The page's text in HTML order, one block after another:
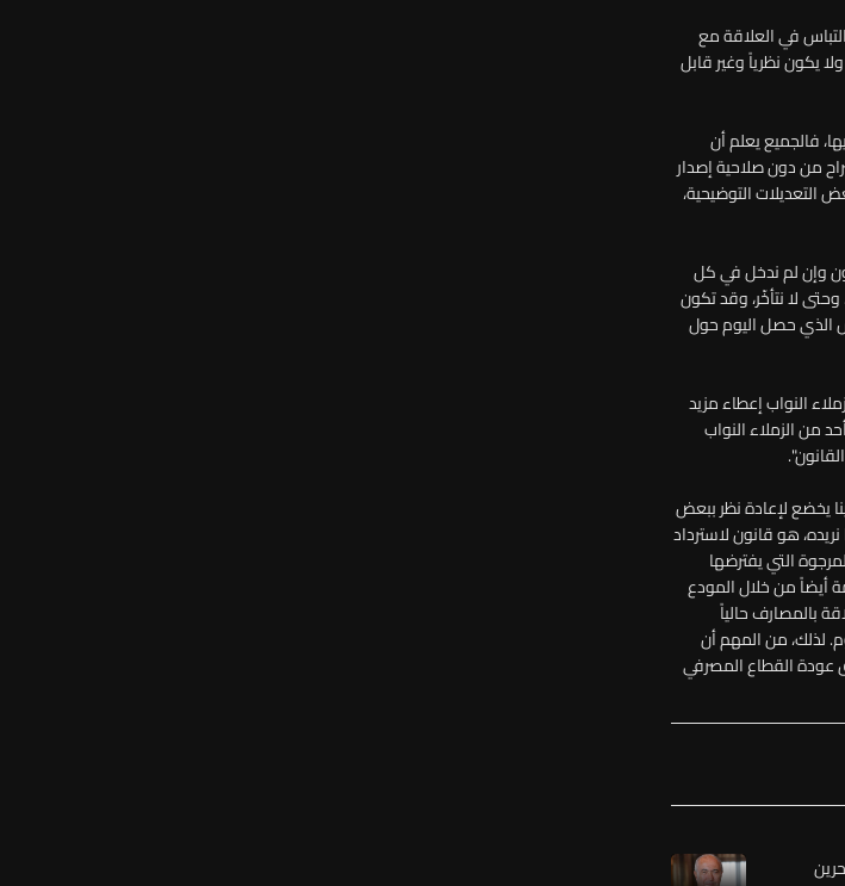
في العلاقة مع
يكون نظرياً وغير قابل
فيها، فالجميع يعلم أن
من دون صلاحية إصدار
التوضيحية،
وإن لم ندخل في كل
لا نتأخّر، وقد تكون
الذي حصل اليوم حول
النواب إعطاء مزيد
من الزملاء النواب
يخضع لإعادة نظر ببعض
هو قانون لاسترداد
التي يفترضها
أيضاً من خلال المودع
بالمصارف حالياً
لذلك، من المهم أن
عودة القطاع المصرفي